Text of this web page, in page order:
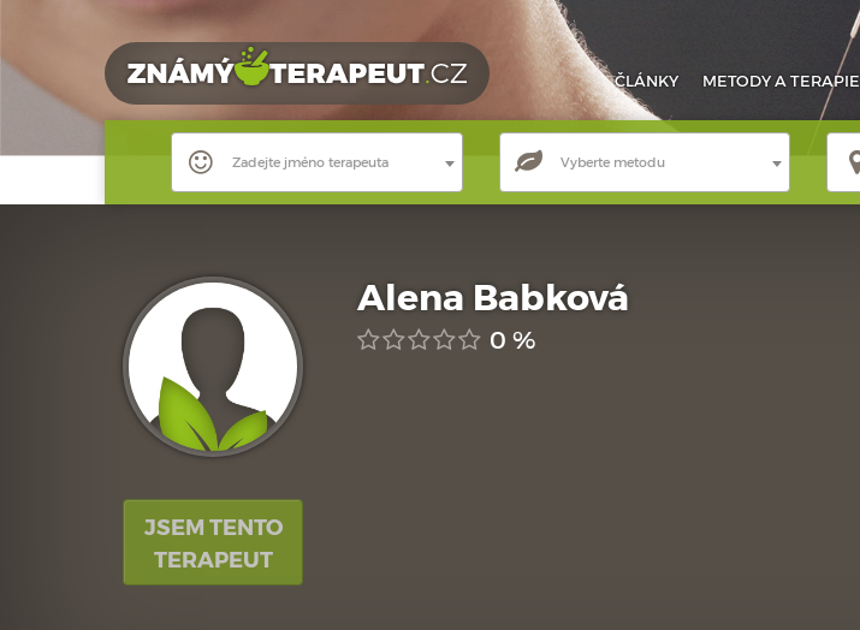
ČLÁNKY METODYA TERAPIE
Zadejte jméno terapeuta Vyberte metodu
JSEM TENTO
TERAPEUT
Alena Babková
0 %